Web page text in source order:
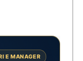
E MANAGER